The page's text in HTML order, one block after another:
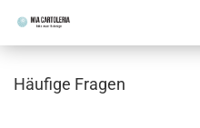
Häufige Fragen